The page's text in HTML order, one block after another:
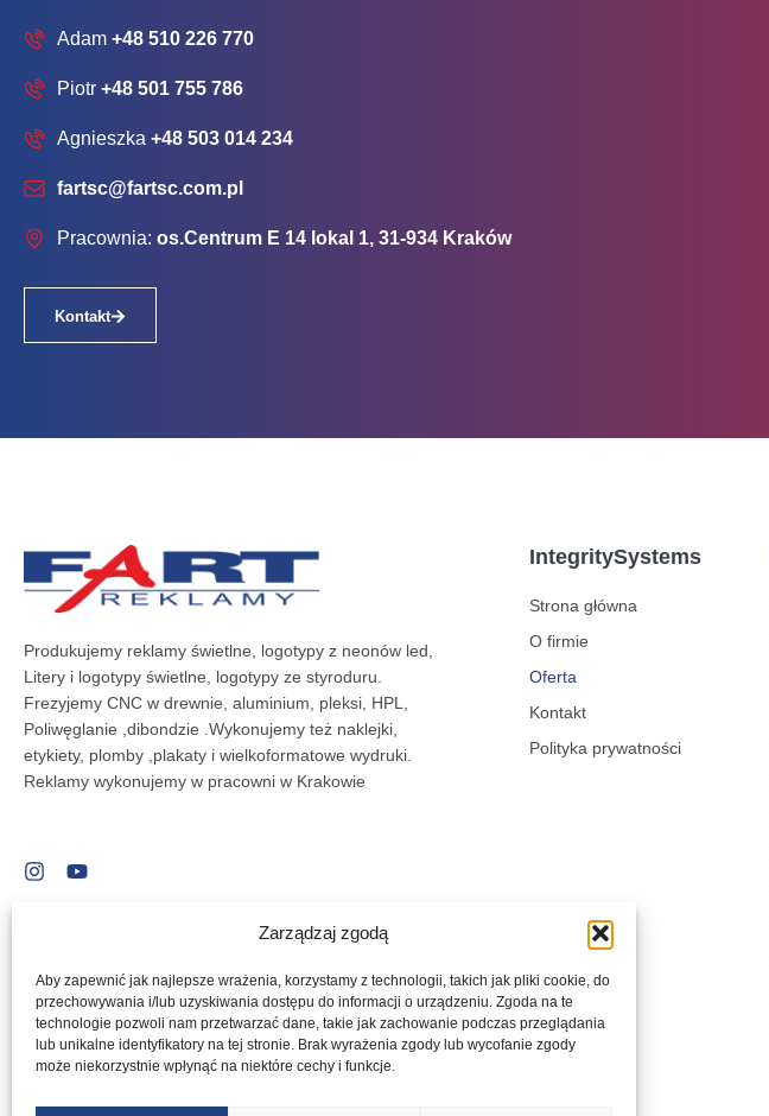
Zarządzaj zgodą
Aby zapewnić jak najlepsze wrażenia, korzystamy z technologii, takich jak pliki cookie, do
przechowywania i/lub uzyskiwania dostępu do informacji o urządzeniu. Zgoda na te
technologie pozwoli nam przetwarzać dane, takie jak zachowanie podczas przeglądania
lub unikalne identyfikatory na tej stronie. Brak wyrażenia zgody lub wycofanie zgody
może niekorzystnie wpłynąć na niektóre cechy i funkcje.
Adam +48 510 226 770
Piotr +48 501 755 786
Agnieszka +48 503 014 234
fartsc@fartsc.com.pl
Pracownia: os.Centrum E 14 lokal 1, 31-934 Kraków
Kontakt
Produkujemy reklamy świetlne, logotypy z neonów led,
Litery i logotypy świetlne, logotypy ze styroduru.
Frezyjemy CNC w drewnie, aluminium, pleksi, HPL,
Poliwęglanie ,dibondzie .Wykonujemy też naklejki,
etykiety, plomby ,plakaty i wielkoformatowe wydruki.
Reklamy wykonujemy w pracowni w Krakowie
IntegritySystems
Strona główna
O firmie
Oferta
Kontakt
Polityka prywatności